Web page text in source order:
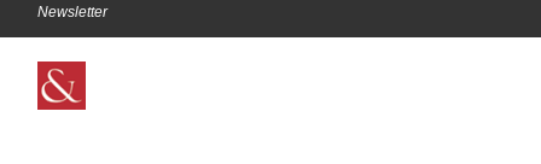
Newsletter